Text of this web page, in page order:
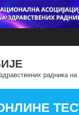
здравствених радника